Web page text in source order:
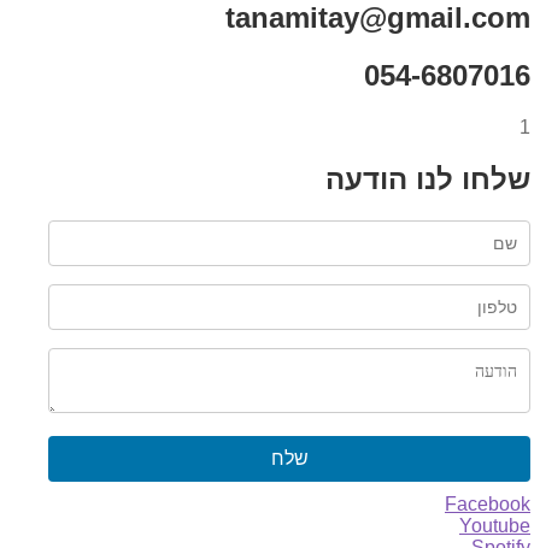
tanamitay@gmail.com
054-6807016
1
שלחו לנו הודעה
שלח
Facebook
Youtube